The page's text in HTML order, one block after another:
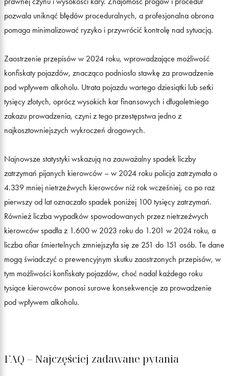
pozwala uniknąć błędów proceduralnych, a profesjonalna obrona
pomaga minimalizować ryzyko i przywrócić kontrolę nad sytuacją.
Zaostrzenie przepisów w 2024 roku, wprowadzające możliwość
konfiskaty pojazdów, znacząco podniosło stawkę za prowadzenie
pod wpływem alkoholu. Utrata pojazdu wartego dziesiątki lub setki
tysięcy złotych, oprócz wysokich kar finansowych i długoletniego
zakazu prowadzenia, czyni z tego przestępstwa jedno z
najkosztowniejszych wykroczeń drogowych.
Najnowsze statystyki wskazują na zauważalny spadek liczby
zatrzymań pijanych kierowców – w 2024 roku policja zatrzymała o
4.339 mniej nietrzeźwych kierowców niż rok wcześniej, co po raz
pierwszy od lat oznaczało spadek poniżej 100 tysięcy zatrzymań.
Również liczba wypadków spowodowanych przez nietrzeźwych
kierowców spadła z 1.600 w 2023 roku do 1.201 w 2024 roku, a
liczba ofiar śmiertelnych zmniejszyła się ze 251 do 151 osób. Te dane
mogą świadczyć o prewencyjnym skutku zaostrzonych przepisów, w
tym możliwości konfiskaty pojazdów, choć nadal każdego roku
tysiące kierowców ponosi surowe konsekwencje za prowadzenie
pod wpływem alkoholu.
FAQ – Najczęściej zadawane pytania